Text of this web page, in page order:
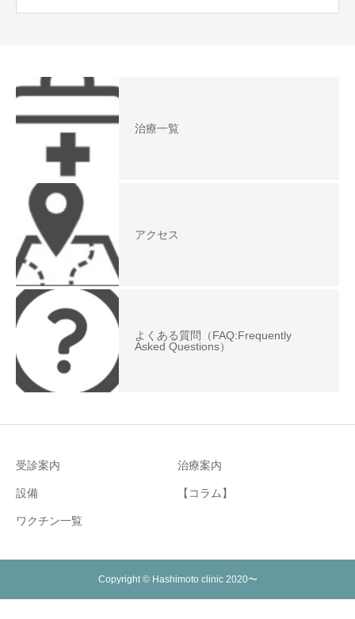
治療一覧
アクセス
よくある質問（FAQ:Frequently
Asked Questions）
受診案内 治療案内
設備 【コラム】
ワクチン一覧
Copyright © Hashimoto clinic 2020〜